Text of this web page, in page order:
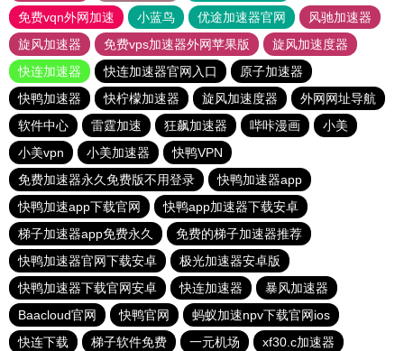
免费vqn外网加速
小蓝鸟 优途加速器官网
风驰加速器
旋风加速器
免费vps加速器外网苹果版
旋风加速度器
快连加速器
快连加速器官网入口
原子加速器
快鸭加速器
快柠檬加速器 旋风加速度器
外网网址导航
软件中心
雷霆加速 狂飙加速器 哔咔漫画
小美
小美vpn
小美加速器
快鸭VPN
免费加速器永久免费版不用登录
快鸭加速器app
快鸭加速app下载官网
快鸭app加速器下载安卓
梯子加速器app免费永久
免费的梯子加速器推荐
快鸭加速器官网下载安卓
极光加速器安卓版
快鸭加速器下载官网安卓
快连加速器
暴风加速器
Baacloud官网
快鸭官网
蚂蚁加速npv下载官网ios
快连下载
梯子软件免费 一元机场
xf30.c加速器